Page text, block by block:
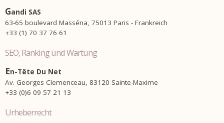
Gandi SAS
63-65 boulevard Masséna, 75013 Paris - Frankreich
+33 (1) 70 37 76 61
SEO, Ranking und Wartung
En-Tête Du Net
Av. Georges Clemenceau, 83120 Sainte-Maxime
+33 (0)6 09 57 21 13
Urheberrecht